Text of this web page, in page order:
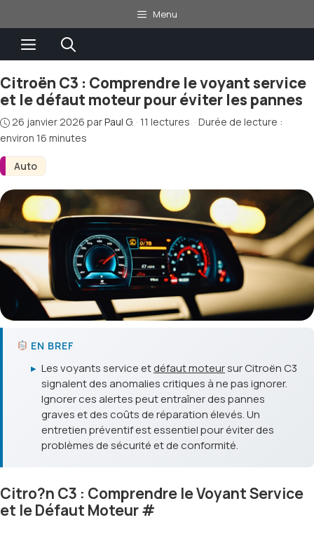
au
contenu
Menu
Menu
Auto
Citroën C3 : Comprendre le voyant service
et le défaut moteur pour éviter les pannes
26 janvier 2026 parPaul G. · 11 lectures · Durée de lecture :
environ 16 minutes
EN BREF
▸ Les voyants service etdéfaut moteursur Citroën C3
signalent des anomalies critiques à ne pas ignorer.
Ignorer ces alertes peut entraîner des pannes
graves et des coûts de réparation élevés. Un
entretien préventif est essentiel pour éviter des
problèmes de sécurité et de conformité.
Citro?n C3 : Comprendre le Voyant Service
et le Défaut Moteur#